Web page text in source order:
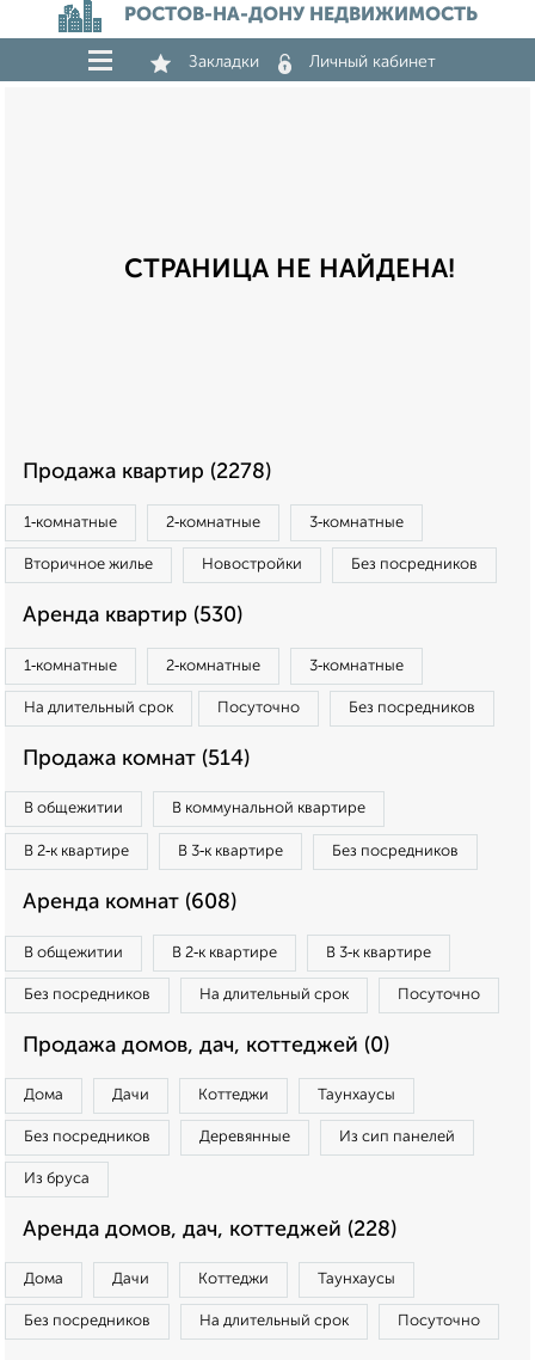
РОСТОВ-НА-ДОНУ НЕДВИЖИМОСТЬ
Закладки Личный кабинет
СТРАНИЦА НЕ НАЙДЕНА!
Продажа квартир (2278)
1‑комнатные 2‑комнатные 3‑комнатные
Вторичное жилье Новостройки Без посредников
Аренда квартир (530)
1‑комнатные 2‑комнатные 3‑комнатные
На длительный срок Посуточно Без посредников
Продажа комнат (514)
В общежитии В коммунальной квартире
В 2‑к квартире В 3‑к квартире Без посредников
Аренда комнат (608)
В общежитии В 2‑к квартире В 3‑к квартире
Без посредников На длительный срок Посуточно
Продажа домов, дач, коттеджей (0)
Дома Дачи Коттеджи Таунхаусы
Без посредников Деревянные Из сип панелей
Из бруса
Аренда домов, дач, коттеджей (228)
Дома Дачи Коттеджи Таунхаусы
Без посредников На длительный срок Посуточно